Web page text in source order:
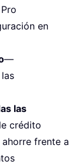
en
—
las
crédito
frente a